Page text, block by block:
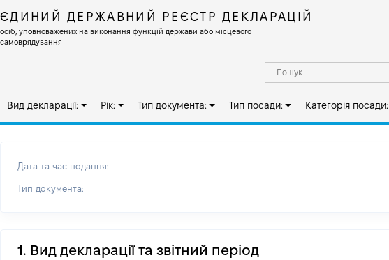
ЄДИНИЙ ДЕРЖАВНИЙ РЕЄСТР ДЕКЛАРАЦІЙ
осіб, уповноважених на виконання функцій держави або місцевого
самоврядування
Вид декларації: Рік: Тип документа: Тип посади: Категорія посади:
Дата та час подання:
Тип документа:
1. Вид декларації та звітний період